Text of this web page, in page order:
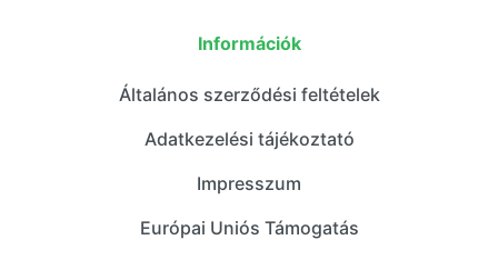
Információk
Általános szerződési feltételek
Adatkezelési tájékoztató
Impresszum
Európai Uniós Támogatás